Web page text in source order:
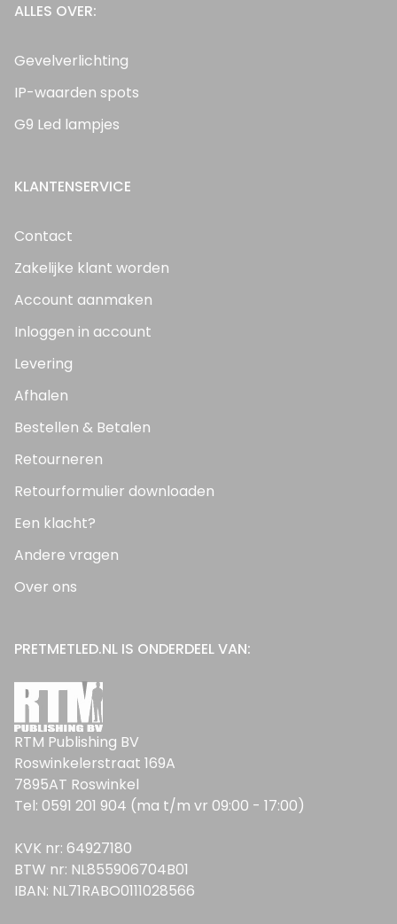
ALLES OVER:
Gevelverlichting
IP-waarden spots
G9 Led lampjes
KLANTENSERVICE
Contact
Zakelijke klant worden
Account aanmaken
Inloggen in account
Levering
Afhalen
Bestellen & Betalen
Retourneren
Retourformulier downloaden
Een klacht?
Andere vragen
Over ons
PRETMETLED.NL IS ONDERDEEL VAN:
RTM Publishing BV
Roswinkelerstraat 169A
7895AT Roswinkel
Tel: 0591 201 904 (ma t/m vr 09:00 - 17:00)
KVK nr: 64927180
BTW nr: NL855906704B01
IBAN: NL71RABO0111028566